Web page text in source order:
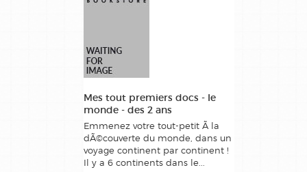
Mes tout premiers docs - le
monde - des 2 ans
Emmenez votre tout-petit Ã la
dÃ©couverte du monde, dans un
voyage continent par continent !
Il y a 6 continents dans le...